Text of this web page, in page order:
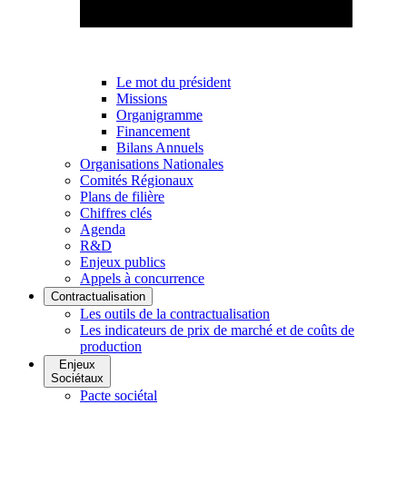
Le mot du président
Missions
Organigramme
Financement
Bilans Annuels
Organisations Nationales
Comités Régionaux
Plans de filière
Chiffres clés
Agenda
R&D
Enjeux publics
Appels à concurrence
Contractualisation
Les outils de la contractualisation
Les indicateurs de prix de marché et de coûts de
production
Enjeux
Sociétaux
Pacte sociétal